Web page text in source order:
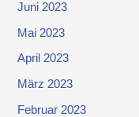
Juni 2023
Mai 2023
April 2023
März 2023
Februar 2023